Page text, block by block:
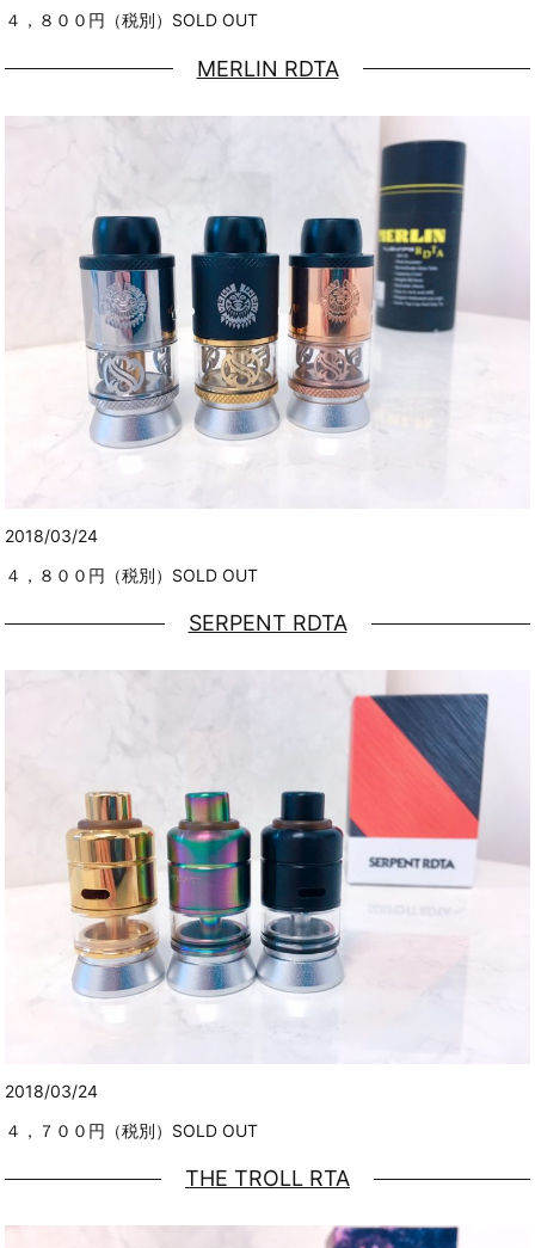
４，８００円（税別）SOLD OUT
MERLIN RDTA
2018/03/24
４，８００円（税別）SOLD OUT
SERPENT RDTA
2018/03/24
４，７００円（税別）SOLD OUT
THE TROLL RTA